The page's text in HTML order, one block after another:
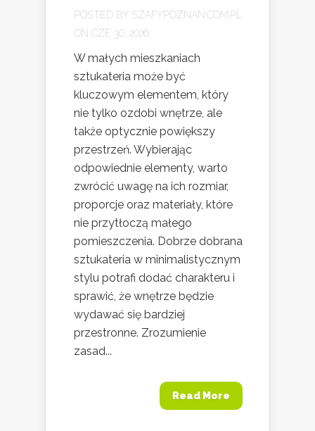
POSTED BY SZAFYPOZNAN.COM.PL
ON CZE 30, 2026
W małych mieszkaniach
sztukateria może być
kluczowym elementem, który
nie tylko ozdobi wnętrze, ale
także optycznie powiększy
przestrzeń. Wybierając
odpowiednie elementy, warto
zwrócić uwagę na ich rozmiar,
proporcje oraz materiały, które
nie przytłoczą małego
pomieszczenia. Dobrze dobrana
sztukateria w minimalistycznym
stylu potrafi dodać charakteru i
sprawić, że wnętrze będzie
wydawać się bardziej
przestronne. Zrozumienie
zasad...
Read More